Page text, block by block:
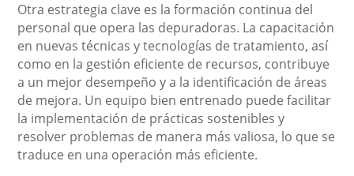
Otra estrategia clave es la formación continua del
personal que opera las depuradoras. La capacitación
en nuevas técnicas y tecnologías de tratamiento, así
como en la gestión eficiente de recursos, contribuye
a un mejor desempeño y a la identificación de áreas
de mejora. Un equipo bien entrenado puede facilitar
la implementación de prácticas sostenibles y
resolver problemas de manera más valiosa, lo que se
traduce en una operación más eficiente.